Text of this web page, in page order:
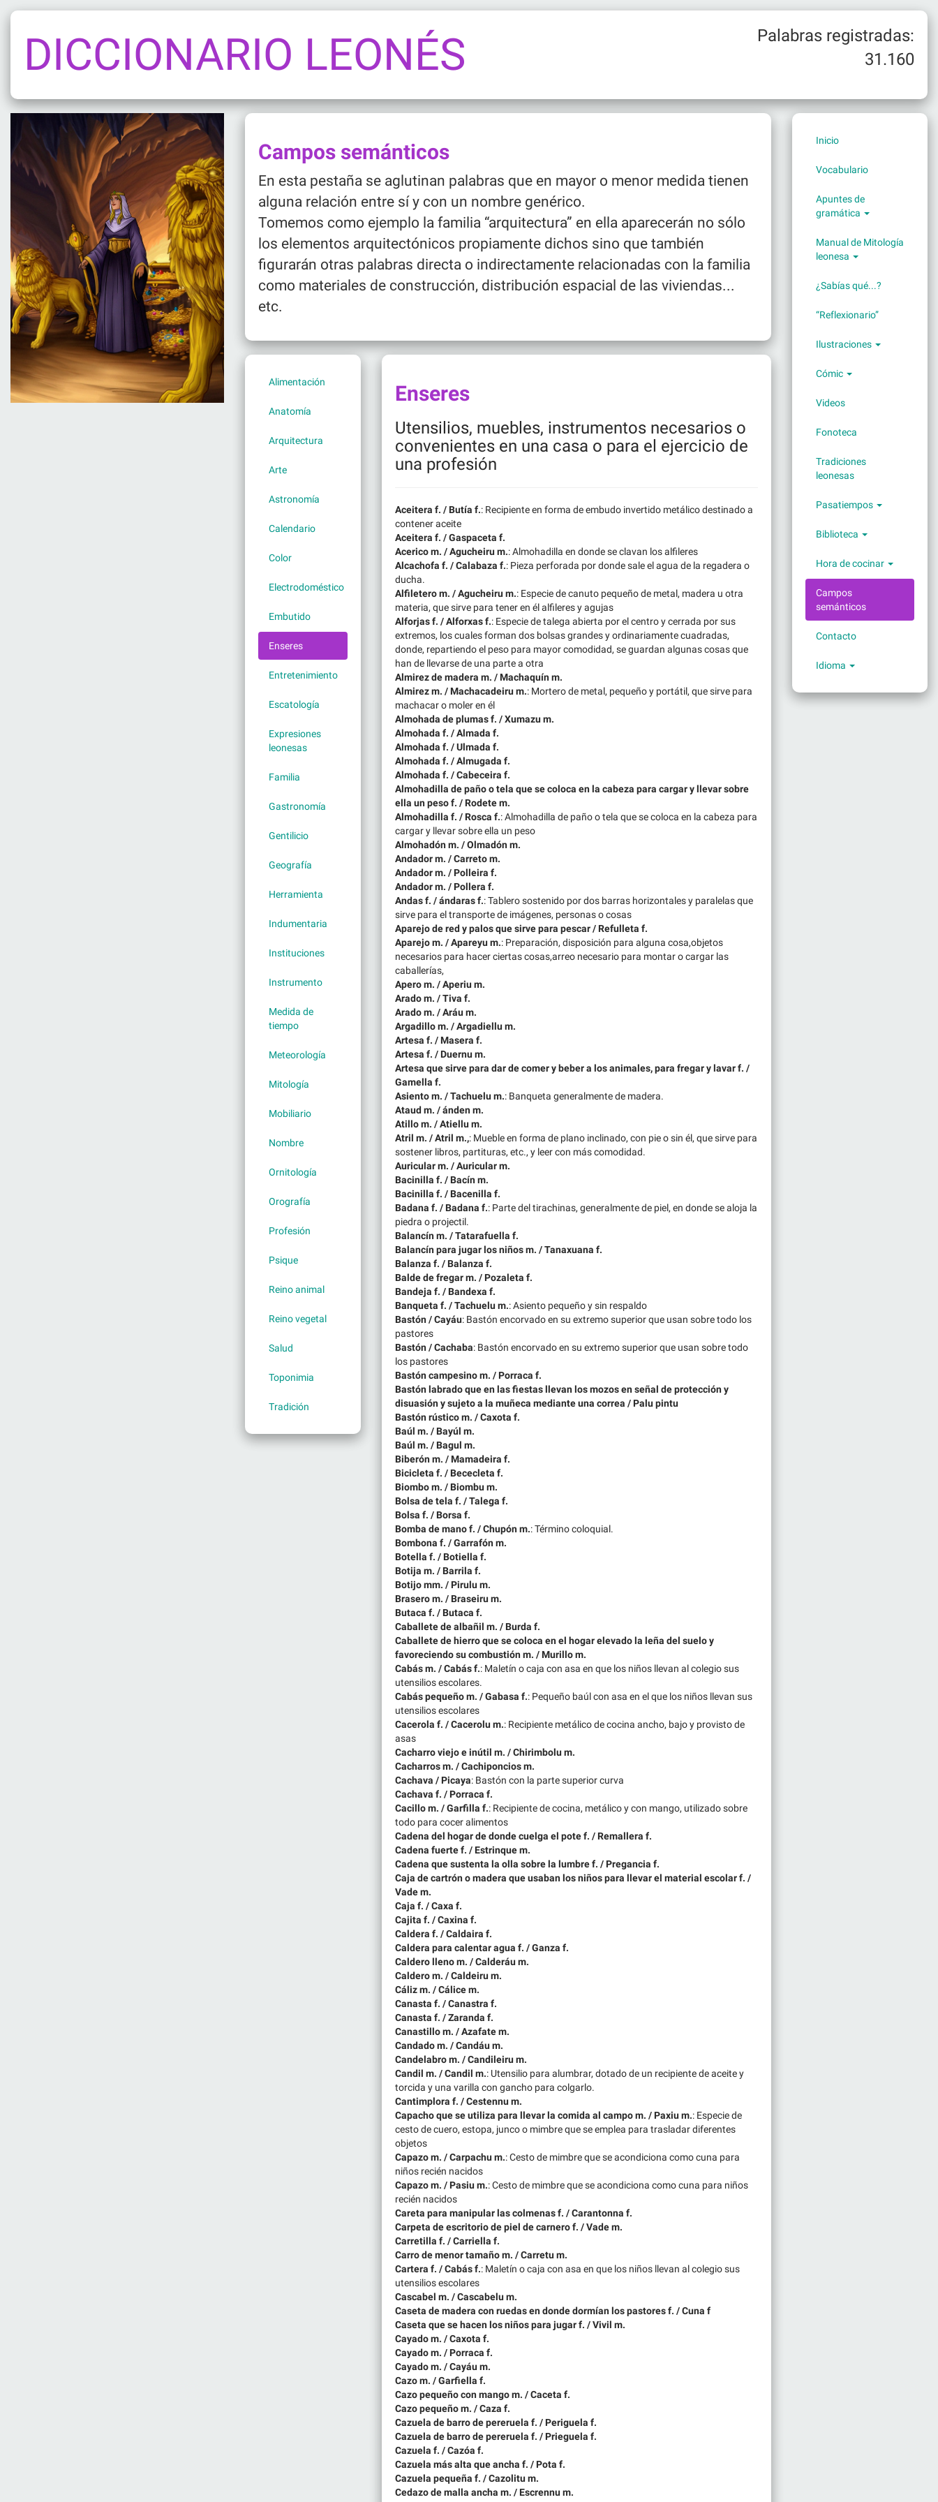
DICCIONARIO LEONÉS
Palabras registradas:
31.160
Campos semánticos
En esta pestaña se aglutinan palabras que en mayor o menor medida tienen
alguna relación entre sí y con un nombre genérico.
Tomemos como ejemplo la familia “arquitectura” en ella aparecerán no sólo
los elementos arquitectónicos propiamente dichos sino que también
figurarán otras palabras directa o indirectamente relacionadas con la familia
como materiales de construcción, distribución espacial de las viviendas...
etc.
Alimentación
Anatomía
Arquitectura
Arte
Astronomía
Calendario
Color
Electrodoméstico
Embutido
Enseres
Entretenimiento
Escatología
Expresiones
leonesas
Familia
Gastronomía
Gentilicio
Geografía
Herramienta
Indumentaria
Instituciones
Instrumento
Medida de
tiempo
Meteorología
Mitología
Mobiliario
Nombre
Ornitología
Orografía
Profesión
Psique
Reino animal
Reino vegetal
Salud
Toponimia
Tradición
Enseres
Utensilios, muebles, instrumentos necesarios o
convenientes en una casa o para el ejercicio de
una profesión
Aceitera f. / Butía f.: Recipiente en forma de embudo invertido metálico destinado a
contener aceite
Aceitera f. / Gaspaceta f.
Acerico m. / Agucheiru m.: Almohadilla en donde se clavan los alfileres
Alcachofa f. / Calabaza f.: Pieza perforada por donde sale el agua de la regadera o
ducha.
Alfiletero m. / Agucheiru m.: Especie de canuto pequeño de metal, madera u otra
materia, que sirve para tener en él alfileres y agujas
Alforjas f. / Alforxas f.: Especie de talega abierta por el centro y cerrada por sus
extremos, los cuales forman dos bolsas grandes y ordinariamente cuadradas,
donde, repartiendo el peso para mayor comodidad, se guardan algunas cosas que
han de llevarse de una parte a otra
Almirez de madera m. / Machaquín m.
Almirez m. / Machacadeiru m.: Mortero de metal, pequeño y portátil, que sirve para
machacar o moler en él
Almohada de plumas f. / Xumazu m.
Almohada f. / Almada f.
Almohada f. / Ulmada f.
Almohada f. / Almugada f.
Almohada f. / Cabeceira f.
Almohadilla de paño o tela que se coloca en la cabeza para cargar y llevar sobre
ella un peso f. / Rodete m.
Almohadilla f. / Rosca f.: Almohadilla de paño o tela que se coloca en la cabeza para
cargar y llevar sobre ella un peso
Almohadón m. / Olmadón m.
Andador m. / Carreto m.
Andador m. / Polleira f.
Andador m. / Pollera f.
Andas f. / ándaras f.: Tablero sostenido por dos barras horizontales y paralelas que
sirve para el transporte de imágenes, personas o cosas
Aparejo de red y palos que sirve para pescar / Refulleta f.
Aparejo m. / Apareyu m.: Preparación, disposición para alguna cosa,objetos
necesarios para hacer ciertas cosas,arreo necesario para montar o cargar las
caballerías,
Apero m. / Aperiu m.
Arado m. / Tiva f.
Arado m. / Aráu m.
Argadillo m. / Argadiellu m.
Artesa f. / Masera f.
Artesa f. / Duernu m.
Artesa que sirve para dar de comer y beber a los animales, para fregar y lavar f. /
Gamella f.
Asiento m. / Tachuelu m.: Banqueta generalmente de madera.
Ataud m. / ánden m.
Atillo m. / Atiellu m.
Atril m. / Atril m.,: Mueble en forma de plano inclinado, con pie o sin él, que sirve para
sostener libros, partituras, etc., y leer con más comodidad.
Auricular m. / Auricular m.
Bacinilla f. / Bacín m.
Bacinilla f. / Bacenilla f.
Badana f. / Badana f.: Parte del tirachinas, generalmente de piel, en donde se aloja la
piedra o projectil.
Balancín m. / Tatarafuella f.
Balancín para jugar los niños m. / Tanaxuana f.
Balanza f. / Balanza f.
Balde de fregar m. / Pozaleta f.
Bandeja f. / Bandexa f.
Banqueta f. / Tachuelu m.: Asiento pequeño y sin respaldo
Bastón / Cayáu: Bastón encorvado en su extremo superior que usan sobre todo los
pastores
Bastón / Cachaba: Bastón encorvado en su extremo superior que usan sobre todo
los pastores
Bastón campesino m. / Porraca f.
Bastón labrado que en las fiestas llevan los mozos en señal de protección y
disuasión y sujeto a la muñeca mediante una correa / Palu pintu
Bastón rústico m. / Caxota f.
Baúl m. / Bayúl m.
Baúl m. / Bagul m.
Biberón m. / Mamadeira f.
Bicicleta f. / Bececleta f.
Biombo m. / Biombu m.
Bolsa de tela f. / Talega f.
Bolsa f. / Borsa f.
Bomba de mano f. / Chupón m.: Término coloquial.
Bombona f. / Garrafón m.
Botella f. / Botiella f.
Botija m. / Barrila f.
Botijo mm. / Pirulu m.
Brasero m. / Braseiru m.
Butaca f. / Butaca f.
Caballete de albañil m. / Burda f.
Caballete de hierro que se coloca en el hogar elevado la leña del suelo y
favoreciendo su combustión m. / Murillo m.
Cabás m. / Cabás f.: Maletín o caja con asa en que los niños llevan al colegio sus
utensilios escolares.
Cabás pequeño m. / Gabasa f.: Pequeño baúl con asa en el que los niños llevan sus
utensilios escolares
Cacerola f. / Cacerolu m.: Recipiente metálico de cocina ancho, bajo y provisto de
asas
Cacharro viejo e inútil m. / Chirimbolu m.
Cacharros m. / Cachiponcios m.
Cachava / Picaya: Bastón con la parte superior curva
Cachava f. / Porraca f.
Cacillo m. / Garfilla f.: Recipiente de cocina, metálico y con mango, utilizado sobre
todo para cocer alimentos
Cadena del hogar de donde cuelga el pote f. / Remallera f.
Cadena fuerte f. / Estrinque m.
Cadena que sustenta la olla sobre la lumbre f. / Pregancia f.
Caja de cartrón o madera que usaban los niños para llevar el material escolar f. /
Vade m.
Caja f. / Caxa f.
Cajita f. / Caxina f.
Caldera f. / Caldaira f.
Caldera para calentar agua f. / Ganza f.
Caldero lleno m. / Calderáu m.
Caldero m. / Caldeiru m.
Cáliz m. / Cálice m.
Canasta f. / Canastra f.
Canasta f. / Zaranda f.
Canastillo m. / Azafate m.
Candado m. / Candáu m.
Candelabro m. / Candileiru m.
Candil m. / Candil m.: Utensilio para alumbrar, dotado de un recipiente de aceite y
torcida y una varilla con gancho para colgarlo.
Cantimplora f. / Cestennu m.
Capacho que se utiliza para llevar la comida al campo m. / Paxiu m.: Especie de
cesto de cuero, estopa, junco o mimbre que se emplea para trasladar diferentes
objetos
Capazo m. / Carpachu m.: Cesto de mimbre que se acondiciona como cuna para
niños recién nacidos
Capazo m. / Pasiu m.: Cesto de mimbre que se acondiciona como cuna para niños
recién nacidos
Careta para manipular las colmenas f. / Carantonna f.
Carpeta de escritorio de piel de carnero f. / Vade m.
Carretilla f. / Carriella f.
Carro de menor tamaño m. / Carretu m.
Cartera f. / Cabás f.: Maletín o caja con asa en que los niños llevan al colegio sus
utensilios escolares
Cascabel m. / Cascabelu m.
Caseta de madera con ruedas en donde dormían los pastores f. / Cuna f
Caseta que se hacen los niños para jugar f. / Vivil m.
Cayado m. / Caxota f.
Cayado m. / Porraca f.
Cayado m. / Cayáu m.
Cazo m. / Garfiella f.
Cazo pequeño con mango m. / Caceta f.
Cazo pequeño m. / Caza f.
Cazuela de barro de pereruela f. / Periguela f.
Cazuela de barro de pereruela f. / Prieguela f.
Cazuela f. / Cazóa f.
Cazuela más alta que ancha f. / Pota f.
Cazuela pequeña f. / Cazolitu m.
Cedazo de malla ancha m. / Escrennu m.
Inicio
Vocabulario
Apuntes de
gramática
Manual de Mitología
leonesa
¿Sabías qué...?
“Reflexionario”
Ilustraciones
Cómic
Videos
Fonoteca
Tradiciones
leonesas
Pasatiempos
Biblioteca
Hora de cocinar
Campos
semánticos
Contacto
Idioma